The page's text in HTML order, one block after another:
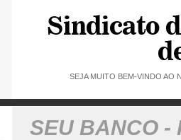
SEJA MUITO BEM-VINDO
SEU BANCO -